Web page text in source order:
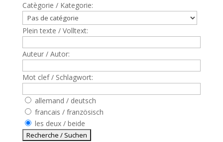
Catègorie / Kategorie:
Plein texte / Volltext:
Auteur / Autor:
Mot clef / Schlagwort:
allemand / deutsch
francais / französisch
les deux / beide